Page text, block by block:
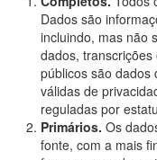
Dados são
incluindo, mas não
dados,
públicos são dados
válidas de
reguladas por
Primários. Os
fonte, com a mais